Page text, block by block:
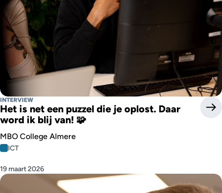
INTERVIEW
Het is net een puzzel die je oplost. Daar
word ik blij van! 🧩
MBO College Almere
ICT
19 maart 2026